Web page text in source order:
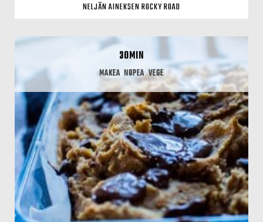
NELJÄN AINEKSEN ROCKY ROAD
30MIN
MAKEA NOPEA VEGE